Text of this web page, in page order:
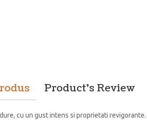
Product's Review
cu un gust intens si proprietati